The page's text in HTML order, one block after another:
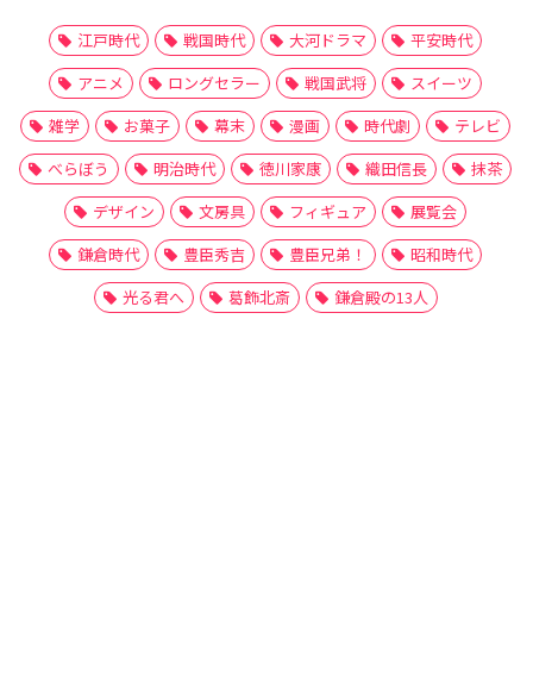
江戸時代 戦国時代 大河ドラマ
平安時代
アニメ
ロングセラー 戦国武将
スイーツ
雑学
お菓子 幕末 漫画 時代劇
テレビ
べらぼう
明治時代 徳川家康 織田信長
抹茶
デザイン
文房具 フィギュア
展覧会
鎌倉時代
豊臣秀吉 豊臣兄弟！
昭和時代
光る君へ
葛飾北斎 鎌倉殿の13人